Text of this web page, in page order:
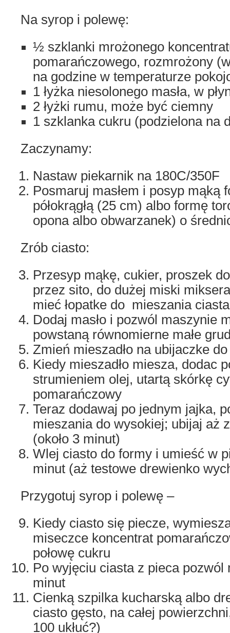
Na syrop i polewę:
½ szklanki mrożonego
pomarańczowego, rozmrożony
na godzine w temperaturze
1 łyżka niesolonego masła, w
2 łyżki rumu, może być ciemny
1 szklanka cukru (podzielona na
Zaczynamy:
Nastaw piekarnik na 180C/350F
Posmaruj masłem i posyp mąką
półokrągłą (25 cm) albo formę
opona albo obwarzanek) o
Zrób ciasto:
Przesyp mąkę, cukier, proszek
przez sito, do dużej miski
mieć łopatke do mieszania
Dodaj masło i pozwól maszynie
powstaną równomierne małe
Zmień mieszadło na ubijaczke
Kiedy mieszadło miesza, dodac
strumieniem olej, utartą skórkę
pomarańczowy
Teraz dodawaj po jednym jajka,
mieszania do wysokiej; ubijaj aż
(około 3 minut)
Wlej ciasto do formy i umieść w
minut (aż testowe drewienko
Przygotuj syrop i polewę –
Kiedy ciasto się piecze,
miseczce koncentrat
połowę cukru
Po wyjęciu ciasta z pieca pozwól
minut
Cienką szpilka kucharską albo
ciasto gęsto, na całej
100 ukłuć?)